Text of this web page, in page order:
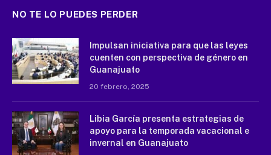
NO TE LO PUEDES PERDER
Impulsan iniciativa para que las leyes
cuenten con perspectiva de género en
Guanajuato
20 febrero, 2025
Libia García presenta estrategias de
apoyo para la temporada vacacional e
invernal en Guanajuato